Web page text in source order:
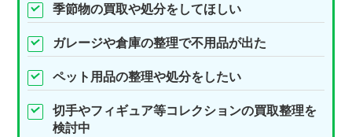
季節物の買取や処分をしてほしい
ガレージや倉庫の整理で不用品が出た
ペット用品の整理や処分をしたい
切手やフィギュア等コレクションの買取整理を
検討中